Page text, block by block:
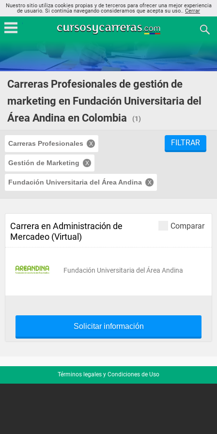
Nuestro sitio utiliza cookies propias y de terceros para ofrecer una mejor experiencia
de usuario. Si continúa navegando consideramos que acepta su uso.. Cerrar
Carreras Profesionales de gestión de
marketing en Fundación Universitaria del
Área Andina en Colombia
(1)
Carreras Profesionales
Gestión de Marketing
Fundación Universitaria del Área Andina
FILTRAR
Comparar
Carrera en Administración de
Mercadeo (Virtual)
Fundación Universitaria del Área Andina
Solicitar información
Términos legales y Condiciones de Uso